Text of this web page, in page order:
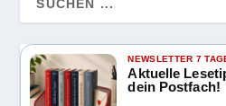
NEWSLETTER 7
Aktuelle
dein Postfach!